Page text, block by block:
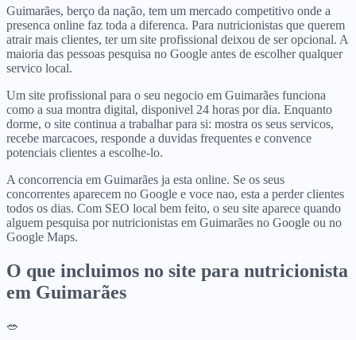
Guimarães, berço da nação, tem um mercado competitivo onde a
presenca online faz toda a diferenca. Para nutricionistas que querem
atrair mais clientes, ter um site profissional deixou de ser opcional. A
maioria das pessoas pesquisa no Google antes de escolher qualquer
servico local.
Um site profissional para o seu negocio em Guimarães funciona
como a sua montra digital, disponivel 24 horas por dia. Enquanto
dorme, o site continua a trabalhar para si: mostra os seus servicos,
recebe marcacoes, responde a duvidas frequentes e convence
potenciais clientes a escolhe-lo.
A concorrencia em Guimarães ja esta online. Se os seus
concorrentes aparecem no Google e voce nao, esta a perder clientes
todos os dias. Com SEO local bem feito, o seu site aparece quando
alguem pesquisa por nutricionistas em Guimarães no Google ou no
Google Maps.
O que incluimos no site para nutricionista
em Guimarães
🥗